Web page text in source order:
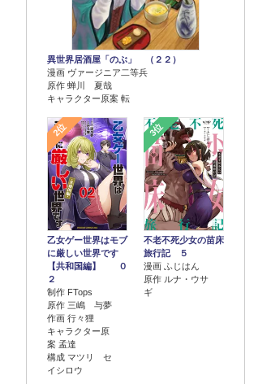
異世界居酒屋「のぶ」 （２２）
漫画 ヴァージニア二等兵
原作 蝉川 夏哉
キャラクター原案 転
2位
乙女ゲー世界はモブ
に厳しい世界です
【共和国編】 ０
２
制作 FTops
原作 三嶋 与夢
作画 行々狸
キャラクター原
案 孟達
構成 マツリ セ
イシロウ
3位
不老不死少女の苗床
旅行記 ５
漫画 ふじはん
原作 ルナ・ウサ
ギ